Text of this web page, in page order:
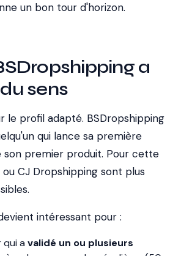
un bon tour d'horizon.
a
sens
le profil adapté. BSDropshipping
qui lance sa première
premier produit. Pour cette
ou CJ Dropshipping sont plus
intéressant pour :
qui a validé un ou plusieurs